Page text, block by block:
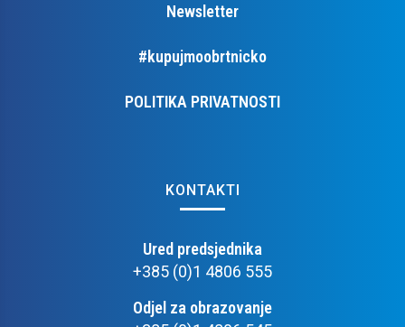
Newsletter
#kupujmoobrtnicko
POLITIKA PRIVATNOSTI
KONTAKTI
Ured predsjednika
+385 (0)1 4806 555
Odjel za obrazovanje